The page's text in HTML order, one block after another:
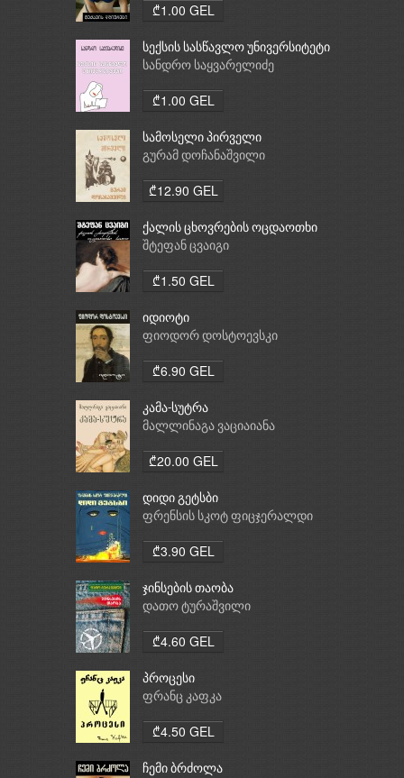
₾1.00 GEL
სექსის სასწავლო უნივერსიტეტი
სანდრო საყვარელიძე
₾1.00 GEL
სამოსელი პირველი
გურამ დოჩანაშვილი
₾12.90 GEL
ქალის ცხოვრების ოცდაოთხი
საათი
შტეფან ცვაიგი
₾1.50 GEL
იდიოტი
ფიოდორ დოსტოევსკი
₾6.90 GEL
კამა-სუტრა
მალლინაგა ვაციაიანა
₾20.00 GEL
დიდი გეტსბი
ფრენსის სკოტ ფიცჯერალდი
₾3.90 GEL
ჯინსების თაობა
დათო ტურაშვილი
₾4.60 GEL
პროცესი
ფრანც კაფკა
₾4.50 GEL
ჩემი ბრძოლა